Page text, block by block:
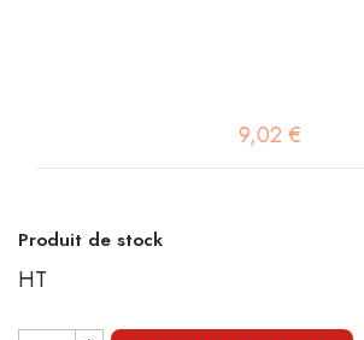
9,02 €
Produit de stock
HT